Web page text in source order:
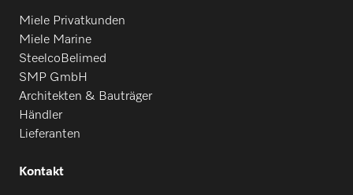
Miele Privatkunden
Miele Marine
SteelcoBelimed
SMP GmbH
Architekten & Bauträger
Händler
Lieferanten
Kontakt